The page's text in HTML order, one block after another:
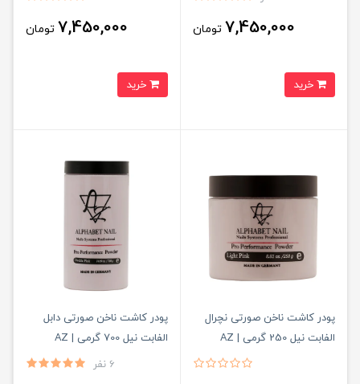
7,450,000 تومان 7,450,000 تومان
پودر کاشت ناخن صورتی نچرال
الفابت نیل 250 گرمی | AZ
پودر کاشت ناخن صورتی دابل
الفابت نیل 700 گرمی | AZ
6 نفر